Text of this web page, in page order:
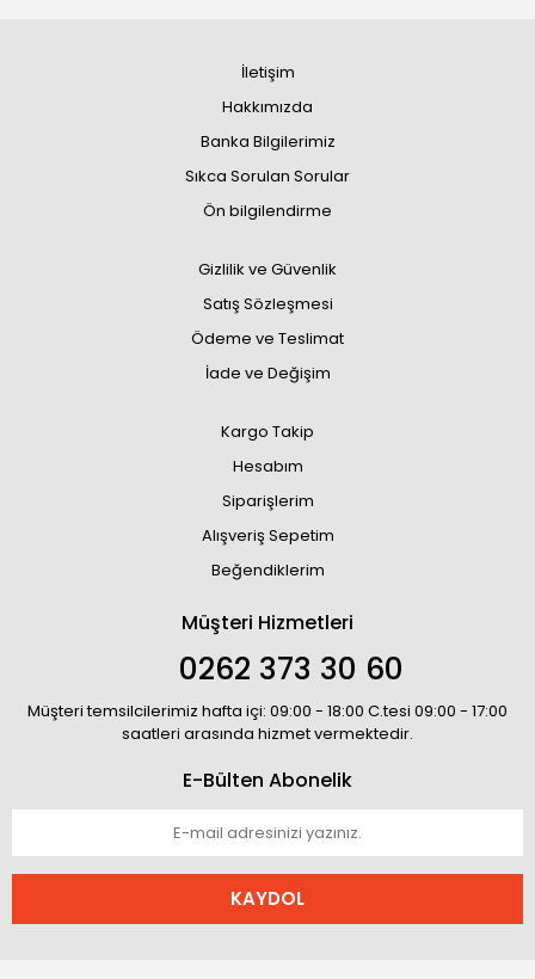
İletişim
Hakkımızda
Banka Bilgilerimiz
Sıkca Sorulan Sorular
Ön bilgilendirme
Gizlilik ve Güvenlik
Satış Sözleşmesi
Ödeme ve Teslimat
İade ve Değişim
Kargo Takip
Hesabım
Siparişlerim
Alışveriş Sepetim
Beğendiklerim
Müşteri Hizmetleri
0262 373 30 60
Müşteri temsilcilerimiz hafta içi: 09:00 - 18:00 C.tesi 09:00 - 17:00
saatleri arasında hizmet vermektedir.
E-Bülten Abonelik
KAYDOL